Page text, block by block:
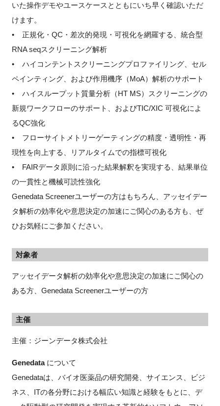
閉じる
いた操作デモやユースケースとともにいち早く確認いただ
けます。
• 正規化・QC・差次的発現・可視化を網羅する、統合型
RNA seqスクリーニング解析
• ハイコンテントスクリーニングプロファイリング、セル
ペインティング、および作用機序（MoA）解析のサポート
• ハイスループット質量分析（HT MS）スクリーニングの
新規ワークフローのサポート、およびTIC/XIC 可視化によ
るQC強化
• フローサイトメトリーゲーティングの精度・透明性・再
現性を向上する、リアルタイムでの指標可視化
• FAIRデータ原則に沿った結果解釈を実現する、結果単位
の一貫性と機械可読性強化
Genedata Screenerユーザーの方はもちろん、アッセイデー
タ解析の効率化や意思決定の加速にご関心のある方も、ぜ
ひお気軽にご参加ください。
対象者
アッセイデータ解析の効率化や意思決定の加速にご関心の
ある方、Genedata Screenerユーザーの方
主催
主催：ジーンデータ株式会社
Genedataについて
Genedataは、バイオ医薬品の研究開発、サイエンス、ビジ
ネス、ITの各分野における幅広い知識と経験をもとに、デ